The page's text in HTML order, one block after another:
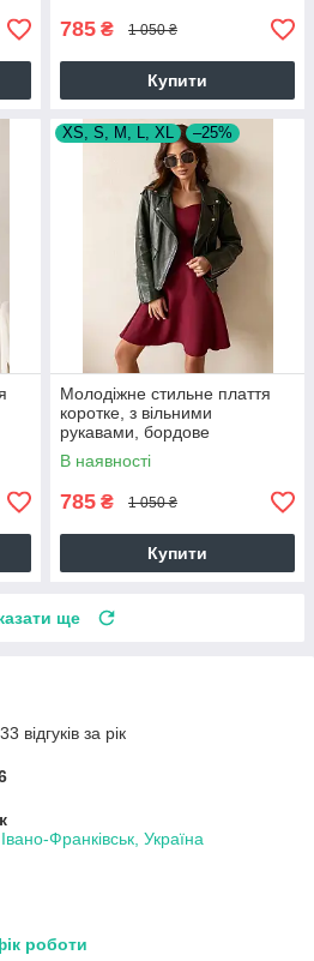
785 ₴ 1 050 ₴
Купити
XS, S, M, L, XL –25%
Молодіжне стильне плаття
коротке, з вільними
рукавами, бордове
В наявності
785 ₴ 1 050 ₴
Купити
ще
відгуків за рік
Франківськ, Україна
роботи